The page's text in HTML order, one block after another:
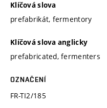
Klíčová slova
prefabrikát, fermentory
Klíčová slova anglicky
prefabricated, fermenters
OZNAČENÍ
FR-TI2/185